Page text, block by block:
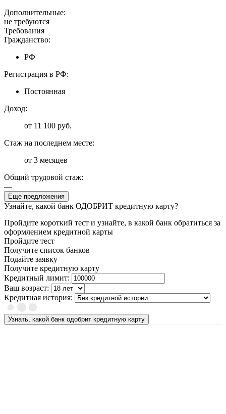
Дополнительные:
не требуются
Требования
Гражданство:
РФ
Регистрация в РФ:
Постоянная
Доход:
от 11 100 руб.
Стаж на последнем месте:
от 3 месяцев
Общий трудовой стаж:
—
Еще предложения
Узнайте, какой банк ОДОБРИТ кредитную карту?
Пройдите короткий тест и узнайте, в какой банк обратиться за
оформлением кредитной карты
Пройдите тест
Получите список банков
Подайте заявку
Получите кредитную карту
Кредитный лимит:
Ваш возраст:
Кредитная история:
Узнать, какой банк одобрит кредитную карту